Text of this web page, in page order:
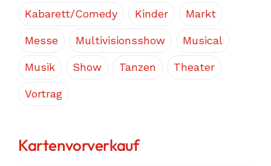
Kabarett/Comedy Kinder Markt
Messe Multivisionsshow Musical
Musik Show Tanzen Theater
Vortrag
Kartenvorverkauf